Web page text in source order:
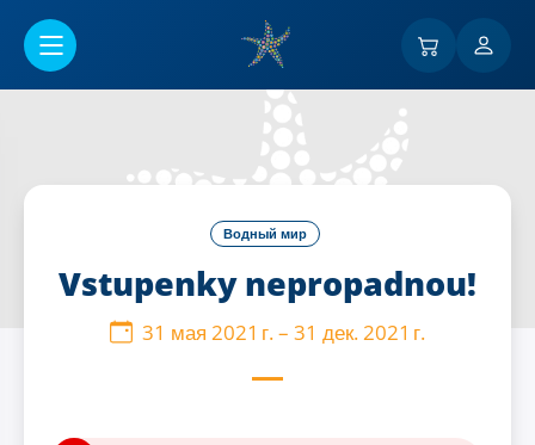
Водный мир
Vstupenky nepropadnou!
31 мая 2021 г.– 31 дек. 2021 г.